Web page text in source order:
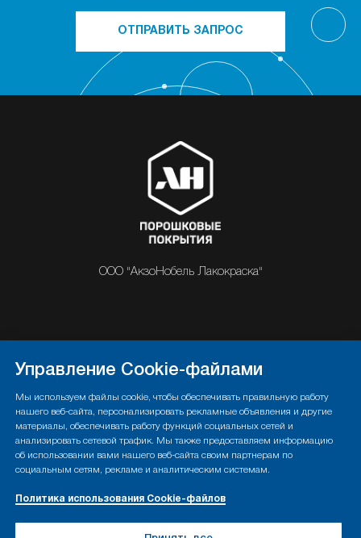
Управление Cookie-файлами
Мы используем файлы cookie, чтобы обеспечивать правильную работу
нашего веб-сайта, персонализировать рекламные объявления и другие
материалы, обеспечивать работу функций социальных сетей и
анализировать сетевой трафик. Мы также предоставляем информацию
об использовании вами нашего веб-сайта своим партнерам по
социальным сетям, рекламе и аналитическим системам.
Политика использования Cookie-файлов
ОТПРАВИТЬ ЗАПРОС
ООО "АкзоНобель Лакокраска"
ПОРОШКОВЫЕ КРАСКИ
Политика конфиденциальности
Политика использования Cookie-файлов
Правовые положения Управление Cookies